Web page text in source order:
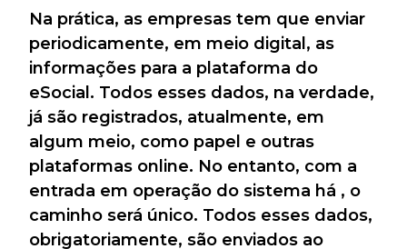
Na prática, as empresas tem que enviar
periodicamente, em meio digital, as
informações para a plataforma do
eSocial. Todos esses dados, na verdade,
já são registrados, atualmente, em
algum meio, como papel e outras
plataformas online. No entanto, com a
entrada em operação do sistema há , o
caminho será único. Todos esses dados,
obrigatoriamente, são enviados ao